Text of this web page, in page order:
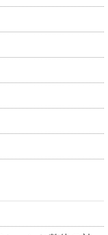
BLBはり灸整骨
違いって？
ない方へ
ない？ 四ツ谷に
るBLBはり灸整骨
密